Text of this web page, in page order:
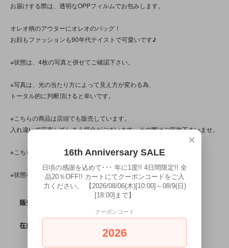
お届けする際は、透明なOPPフィルムでお包みします。
オレオ柄のアウターにオレオのバッグ！
お顔もファッションも90年代テイストで可愛いです♪
※状態は、4枚の写真と併せてご確認下さい。
※写真は、光の当たり方によって見え方が変わる為、
トータル的に判断頂けると幸いです。
※こちらの商品は店頭でも販売しています。
入れ違いで完売してしまう場合がございます。その際はご容赦下さいませ。
※こちらの商品は、中古・ヴィンテージ品です。
※状態など気になる点がある方は、お気軽にお問い合わせ下さい。
販売価格 SOLD OUT
在庫数
×
16th Anniversary SALE
日頃の感謝を込めて･･･ 年に1度!! 4日間限定!! 全
品20％OFF!! カートにてクーポンコードをご入
力ください。 【2026/08/06(木)[10:00]～08/9(日)
[18:00]まで】
クーポンコード
2026